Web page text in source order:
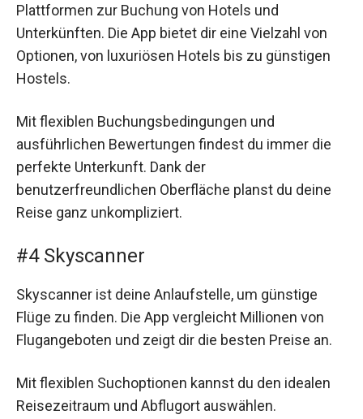
Plattformen zur Buchung von Hotels und
Unterkünften. Die App bietet dir eine Vielzahl von
Optionen, von luxuriösen Hotels bis zu günstigen
Hostels.
Mit flexiblen Buchungsbedingungen und
ausführlichen Bewertungen findest du immer die
perfekte Unterkunft. Dank der
benutzerfreundlichen Oberfläche planst du deine
Reise ganz unkompliziert.
#4 Skyscanner
Skyscanner ist deine Anlaufstelle, um günstige
Flüge zu finden. Die App vergleicht Millionen von
Flugangeboten und zeigt dir die besten Preise an.
Mit flexiblen Suchoptionen kannst du den idealen
Reisezeitraum und Abflugort auswählen.